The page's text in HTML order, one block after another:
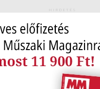
HIRDETÉS